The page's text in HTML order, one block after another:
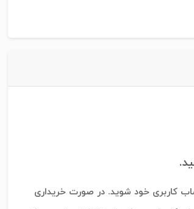
کاربری خود شوید. در صورت خریداری